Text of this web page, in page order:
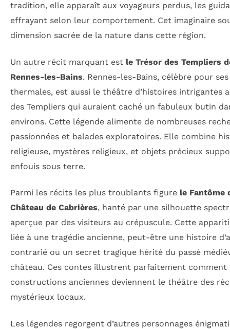
tradition, elle apparaît aux voyageurs perdus, les
effrayant selon leur comportement. Cet imaginaire
dimension sacrée de la nature dans cette région.
Un autre récit marquant est le Trésor des Templiers
Rennes-les-Bains. Rennes-les-Bains, célèbre pour
thermales, est aussi le théâtre d’histoires intrigantes
des Templiers qui auraient caché un fabuleux butin
environs. Cette légende alimente de nombreuses
passionnées et balades exploratoires. Elle combine
religieuse, mystères religieux, et objets précieux
enfouis sous terre.
Parmi les récits les plus troublants figure le Fantôme
Château de Cabrières, hanté par une silhouette
aperçue par des visiteurs au crépuscule. Cette
liée à une tragédie ancienne, peut-être une histoire
contrarié ou un secret tragique hérité du passé
château. Ces contes illustrent parfaitement comment
constructions anciennes deviennent le théâtre des
mystérieux locaux.
Les légendes regorgent d’autres personnages